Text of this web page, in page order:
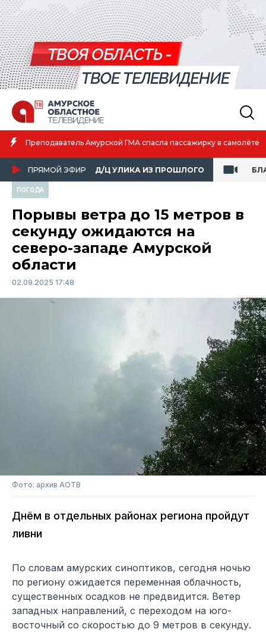
Преподаватель Амурской ГМА спасла пассажирку в самолёте
ПРЯМОЙ ЭФИР Д/Ц УЛИКА ИЗ ПРОШЛОГО
ПОГОДА
Порывы ветра до 15 метров в
секунду ожидаются на
северо-западе Амурской
области
02.09.2025 17:48
Фото: архив АОТВ
Днём в отдельных районах региона пройдут
ливни
По словам амурских синоптиков, сегодня ночью
по региону ожидается переменная облачность,
существенных осадков не предвидится. Ветер
западных направлений, с переходом на юго-
восточный со скоростью до 9 метров в секунду.